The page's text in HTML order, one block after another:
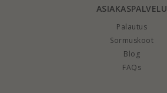
ASIAKASPALVELU
Palautus
Sormuskoot
Blog
FAQs